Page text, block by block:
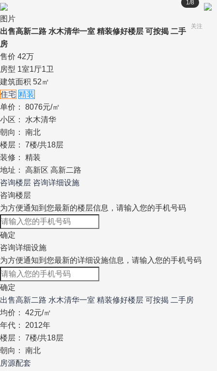
1/8
图片
出售高新二路 水木清华一室 精装修好楼层 可按揭 二手
房
关注
售价 42万
房型 1室1厅1卫
建筑面积 52㎡
住宅 精装
单价：
8076元/㎡
小区：
水木清华
朝向：
南北
楼层：
7楼/共18层
装修：
精装
地址：
高新区 高新二路
咨询楼层 咨询详细设施
咨询楼层
为方便通知到您最新的楼层信息，请输入您的手机号码
确定
咨询详细设施
为方便通知到您最新的详细设施信息，请输入您的手机号码
确定
出售高新二路 水木清华一室 精装修好楼层 可按揭 二手房
均价： 42元/㎡
年代：
2012年
楼层：
7楼/共18层
朝向：
南北
房源配套